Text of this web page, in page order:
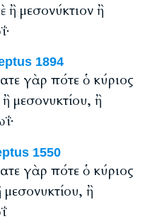
ἢ μεσονύκτιον ἢ
1894
γὰρ πότε ὁ κύριος
ἢ μεσονυκτίου, ἢ
1550
γὰρ πότε ὁ κύριος
μεσονυκτίου, ἢ